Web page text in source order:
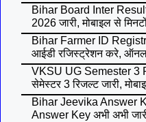
Bihar Board Inter Result
2026 जारी, मोबाइल से
Bihar Farmer ID
आईडी रजिस्ट्रेशन करे,
VKSU UG Semester 3
सेमेस्टर 3 रिजल्ट जारी,
Bihar Jeevika Answer
Answer Key अभी अभी